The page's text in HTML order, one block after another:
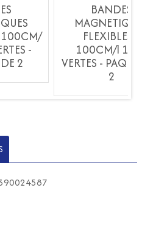
100CM/
-
2
BANDES
MAGNETIQUES
FLEXIBLES L
100CM/l 1 CM
VERTES - PAQUET DE
2